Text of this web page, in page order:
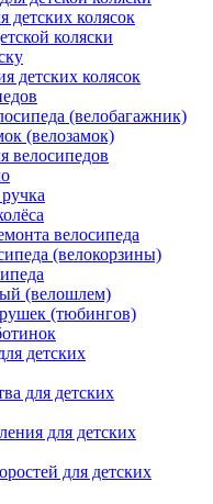
детских колясок
коляски
детских колясок
(велобагажник)
(велозамок)
велосипедов
велосипеда
(велокорзины)
(велошлем)
(тюбингов)
детских
для детских
для детских
для детских